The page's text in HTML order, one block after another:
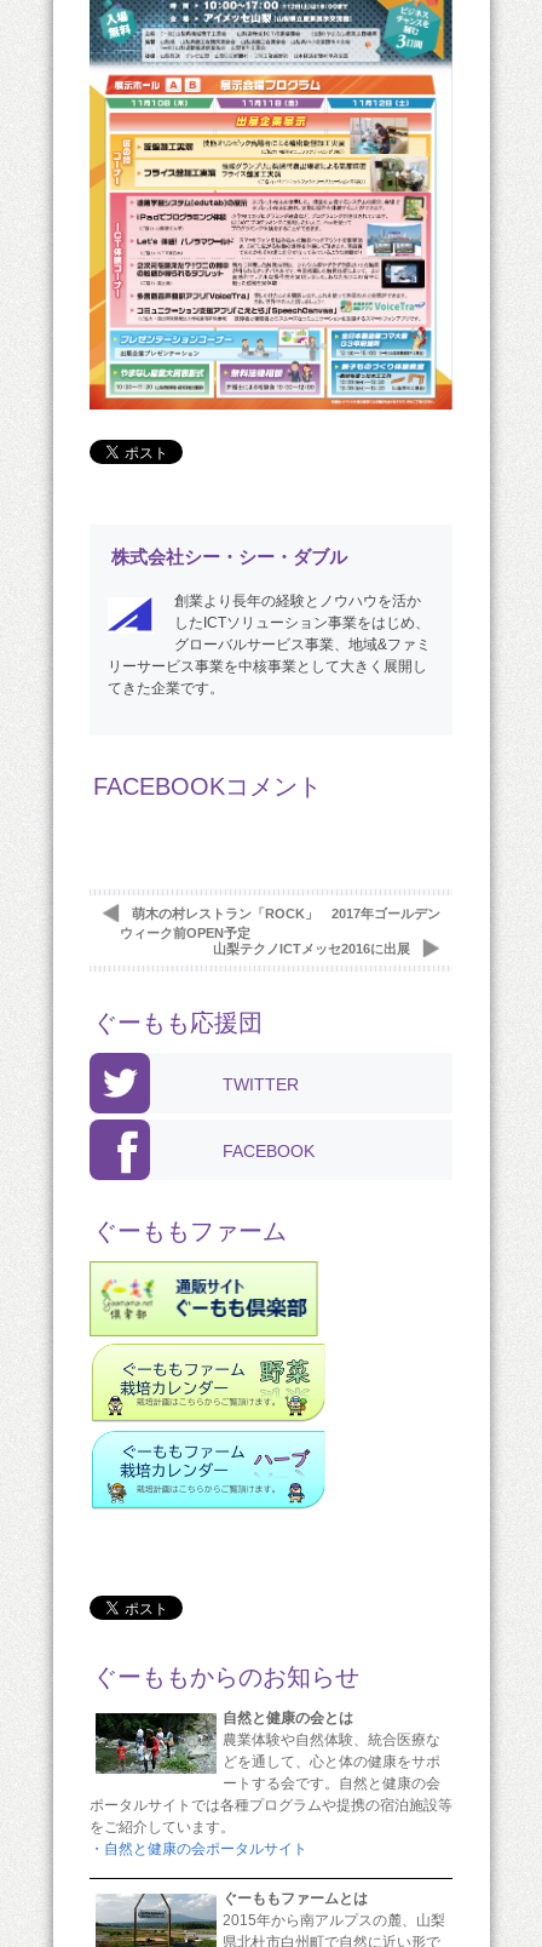
株式会社シー・シー・ダブル
創業より長年の経験とノウハウを活か
したICTソリューション事業をはじめ、
グローバルサービス事業、地域&ファミ
リーサービス事業を中核事業として大きく展開し
てきた企業です。
FACEBOOKコメント
萌木の村レストラン「ROCK」 2017年ゴールデン
ウィーク前OPEN予定
山梨テクノICTメッセ2016に出展
ぐーもも応援団
TWITTER
FACEBOOK
ぐーももファーム
ぐーももからのお知らせ
自然と健康の会とは
農業体験や自然体験、統合医療な
どを通して、心と体の健康をサポ
ートする会です。自然と健康の会
ポータルサイトでは各種プログラムや提携の宿泊施設等
をご紹介しています。
・自然と健康の会ポータルサイト
ぐーももファームとは
2015年から南アルプスの麓、山梨
県北杜市白州町で自然に近い形で